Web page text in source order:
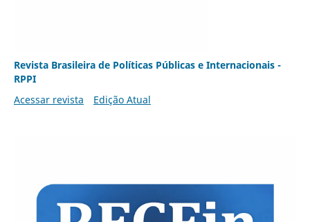
Revista Brasileira de Políticas Públicas e Internacionais -
RPPI
Acessar revista
Edição Atual